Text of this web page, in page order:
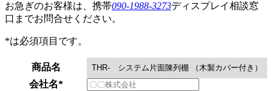
お急ぎのお客様は、携帯090-1988-3273ディスプレイ相談窓
口までお問合せください。
*は必須項目です。
商品名
会社名*